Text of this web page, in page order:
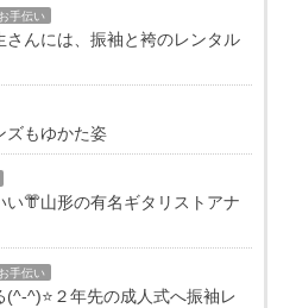
手伝い
さんには、振袖と袴のレンタル
ズもゆかた姿
い👘山形の有名ギタリストアナ
手伝い
^)⭐️２年先の成人式へ振袖レ